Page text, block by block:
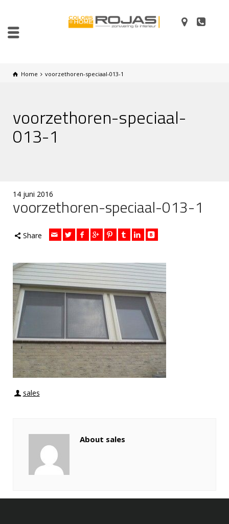
Home voorzethoren-speciaal-013-1
voorzethoren-speciaal-
013-1
14 juni 2016
voorzethoren-speciaal-013-1
Share
sales
About sales